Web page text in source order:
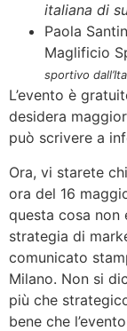
italiana di
Paola
Maglificio
sportivo
L’evento è
desidera
può scrivere a
Ora, vi starete
ora del 16
questa cosa
strategia di
comunicato
Milano. Non si
più che
bene che